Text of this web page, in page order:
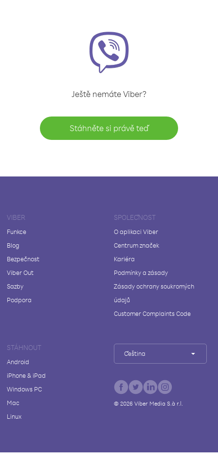
Ještě nemáte Viber?
Stáhněte si právě teď
VIBER
Funkce
Blog
Bezpečnost
Viber Out
Sazby
Podpora
SPOLEČNOST
O aplikaci Viber
Centrum značek
Kariéra
Podmínky a zásady
Zásady ochrany soukromých
údajů
Customer Complaints Code
STÁHNOUT
Android
iPhone & iPad
Windows PC
Mac
Linux
Čeština
© 2026Viber Media S.à r.l.